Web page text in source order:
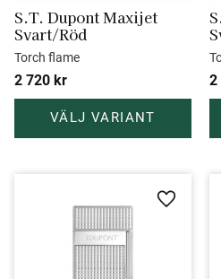
S.T. Dupont Maxijet
Svart/Röd
Torch flame
2 720 kr 2
Lägg till